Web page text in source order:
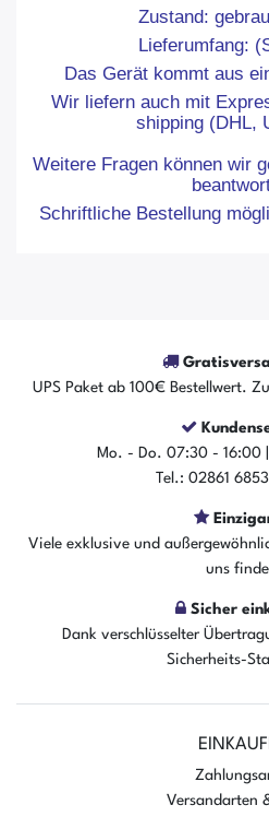
Zustand:
Lieferumfang:
Das Gerät kommt aus
Wir liefern auch mit
shipping (DHL,
Weitere Fragen können wir
Schriftliche Bestellung
UPS Paket ab 100€ Bestellwert.
Mo. - Do. 07:30 - 16:00
Tel.: 02861
Viele exklusive und
uns
Sicher
Dank verschlüsselter
Sicherheits-
Versandarten